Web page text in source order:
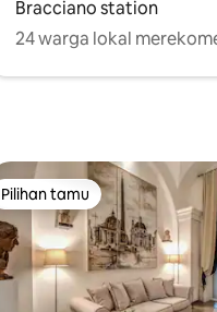
Bracciano station
24 warga lokal
Pilihan tamu
Pilihan tamu